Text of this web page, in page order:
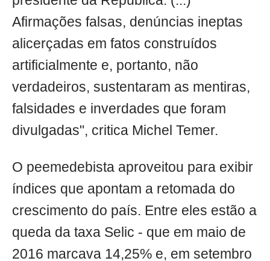
Afirmações falsas, denúncias ineptas
alicerçadas em fatos construídos
artificialmente e, portanto, não
verdadeiros, sustentaram as mentiras,
falsidades e inverdades que foram
divulgadas", critica Michel Temer.
O peemedebista aproveitou para exibir
índices que apontam a retomada do
crescimento do país. Entre eles estão a
queda da taxa Selic - que em maio de
2016 marcava 14,25% e, em setembro